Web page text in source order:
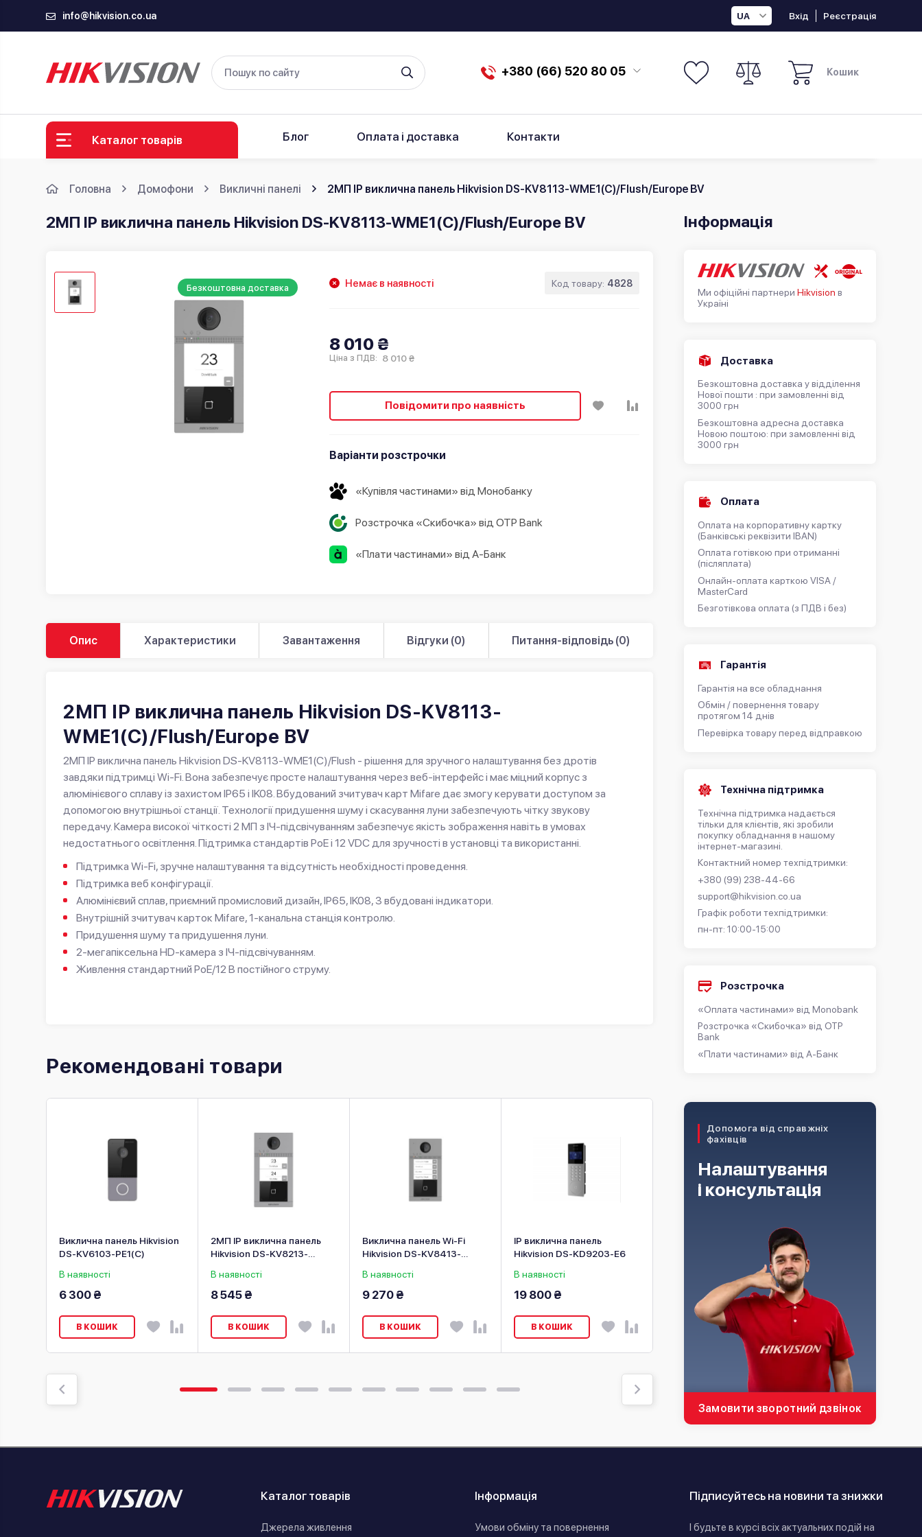
info@hikvision.co.ua UA Вхід Реєстрація
+380 (66) 520 80 05 Кошик
Каталог товарів Блог Оплата і доставка Контакти
Головна Домофони Викличні панелі 2МП IP виклична панель Hikvision DS-KV8113-WME1(C)/Flush/Europe BV
Інформація
Ми офіційні партнери Hikvision в
Україні
Доставка
Безкоштовна доставка у відділення
Нової пошти : при замовленні від
3000 грн
Безкоштовна адресна доставка
Новою поштою: при замовленні від
3000 грн
Оплата
Оплата на корпоративну картку
(Банківські реквізити IBAN)
Оплата готівкою при отриманні
(післяплата)
Онлайн-оплата карткою VISA /
MasterCard
Безготівкова оплата (з ПДВ і без)
Гарантія
Гарантія на все обладнання
Обмін / повернення товару
протягом 14 днів
Перевірка товару перед відправкою
Технічна підтримка
Технічна підтримка надається
тільки для клієнтів, які зробили
покупку обладнання в нашому
інтернет-магазині.
Контактний номер техпідтримки:
+380 (99) 238-44-66
support@hikvision.co.ua
Графік роботи техпідтримки:
пн-пт: 10:00-15:00
Розстрочка
«Оплата частинами» від Monobank
Розстрочка «Скибочка» від OTP
Bank
«Плати частинами» від А-Банк
Допомога від справжніх
фахівців
Налаштування
і консультація
Замовити зворотний дзвінок
2МП IP виклична панель Hikvision DS-KV8113-WME1(C)/Flush/Europe BV
Безкоштовна доставка Немає в наявності Код товару: 4828
8 010 ₴
Ціна з ПДВ: 8 010 ₴
Повідомити про наявність
Варіанти розстрочки
«Купівля частинами» від Монобанку
Розстрочка «Скибочка» від OTP Bank
«Плати частинами» від А-Банк
Опис Характеристики Завантаження Відгуки (0) Питання-відповідь (0)
2МП IP виклична панель Hikvision DS-KV8113-
WME1(C)/Flush/Europe BV
2МП IP виклична панель Hikvision DS-KV8113-WME1(C)/Flush - рішення для зручного налаштування без дротів
завдяки підтримці Wi-Fi. Вона забезпечує просте налаштування через веб-інтерфейс і має міцний корпус з
алюмінієвого сплаву із захистом IP65 і IK08. Вбудований зчитувач карт Mifare дає змогу керувати доступом за
допомогою внутрішньої станції. Технології придушення шуму і скасування луни забезпечують чітку звукову
передачу. Камера високої чіткості 2 МП з ІЧ-підсвічуванням забезпечує якість зображення навіть в умовах
недостатнього освітлення. Підтримка стандартів PoE і 12 VDC для зручності в установці та використанні.
Підтримка Wi-Fi, зручне налаштування та відсутність необхідності проведення.
Підтримка веб конфігурації.
Алюмінієвий сплав, приємний промисловий дизайн, IP65, IK08, 3 вбудовані індикатори.
Внутрішній зчитувач карток Mifare, 1-канальна станція контролю.
Придушення шуму та придушення луни.
2-мегапіксельна HD-камера з ІЧ-підсвічуванням.
Живлення стандартний PoE/12 В постійного струму.
Рекомендовані товари
Виклична панель Hikvision
DS-KV6103-PE1(С)
В наявності
6 300 ₴
В КОШИК
2МП IP виклична панель
Hikvision DS-KV8213-
В наявності
8 545 ₴
В КОШИК
Виклична панель Wi-Fi
Hikvision DS-KV8413-
В наявності
9 270 ₴
В КОШИК
IP виклична панель
Hikvision DS-KD9203-E6
В наявності
19 800 ₴
В КОШИК
Ezviz HP3 Pro (CS-HP3)
4 950 ₴
В КОШИК
3 082 ₴
В КОШИК
Каталог товарів
Джерела живлення
Інформація
Умови обміну та повернення
Підписуйтесь на новини та знижки
І будьте в курсі всіх актуальних подій на